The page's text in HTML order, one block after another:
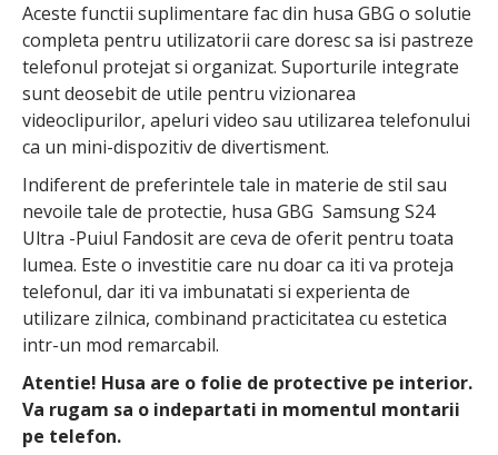
Aceste functii suplimentare fac din husa GBG o solutie
completa pentru utilizatorii care doresc sa isi pastreze
telefonul protejat si organizat. Suporturile integrate
sunt deosebit de utile pentru vizionarea
videoclipurilor, apeluri video sau utilizarea telefonului
ca un mini-dispozitiv de divertisment.
Indiferent de preferintele tale in materie de stil sau
nevoile tale de protectie, husa GBG Samsung S24
Ultra -Puiul Fandosit are ceva de oferit pentru toata
lumea. Este o investitie care nu doar ca iti va proteja
telefonul, dar iti va imbunatati si experienta de
utilizare zilnica, combinand practicitatea cu estetica
intr-un mod remarcabil.
Atentie! Husa are o folie de protective pe interior.
Va rugam sa o indepartati in momentul montarii
pe telefon.